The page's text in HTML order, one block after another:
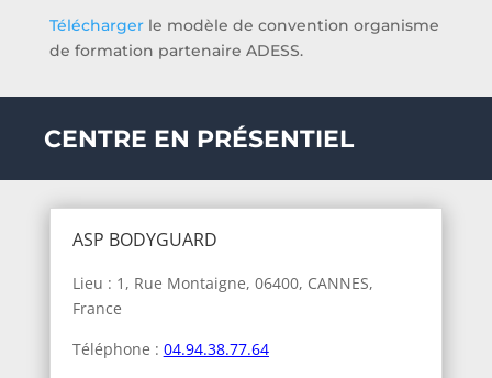
Téléchargerle modèle de convention organisme
de formation partenaire ADESS.
CENTRE EN PRÉSENTIEL
ASP BODYGUARD
Lieu : 1, Rue Montaigne, 06400, CANNES,
France
Téléphone : 04.94.38.77.64